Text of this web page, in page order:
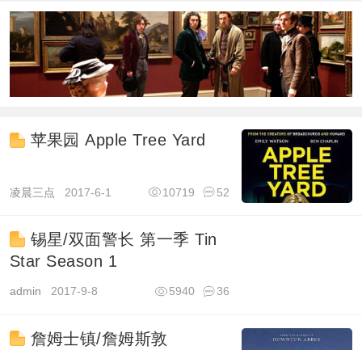
苹果园 Apple Tree Yard
凌晨三点 2017-6-1 52
10719
锡星/双面警长 第一季 Tin
Star Season 1
admin 2017-9-8 36
5940
詹姆士镇/詹姆斯敦